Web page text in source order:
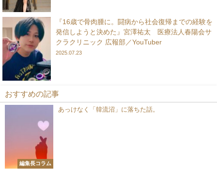
『16歳で骨肉腫に。闘病から社会復帰までの経験を
発信しようと決めた』宮澤祐太 医療法人春陽会サ
クラクリニック 広報部／YouTuber
2025.07.23
おすすめの記事
編集長コラム
あっけなく「韓流沼」に落ちた話。